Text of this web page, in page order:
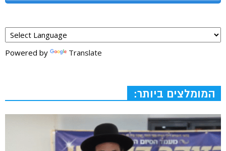
Powered by Translate
המומלצים ביותר: